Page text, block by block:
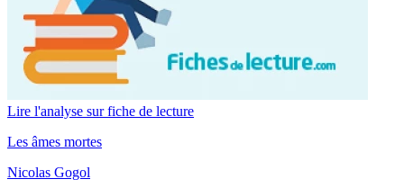
Lire l'analyse sur fiche de lecture
Les âmes mortes
Nicolas Gogol